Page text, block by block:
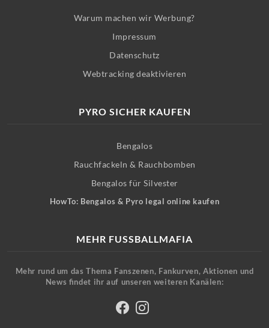
Warum machen wir Werbung?
Impressum
Datenschutz
Webtracking deaktivieren
PYRO SICHER KAUFEN
Bengalos
Rauchfackeln & Rauchbomben
Bengalos für Silvester
HowTo: Bengalos & Pyro legal online kaufen
MEHR FUSSBALLMAFIA
Mehr rund um das Thema Fanszenen, Fankurven, Aktionen und
News findet ihr auf unseren weiteren Kanälen: